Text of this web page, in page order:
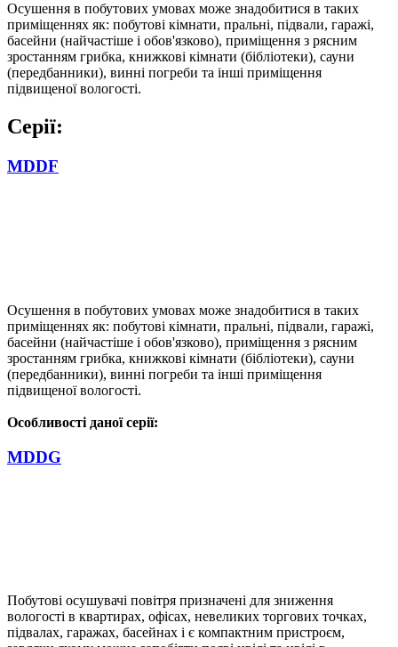
Осушення в побутових умовах може знадобитися в таких
приміщеннях як: побутові кімнати, пральні, підвали, гаражі,
басейни (найчастіше і обов'язково), приміщення з рясним
зростанням грибка, книжкові кімнати (бібліотеки), сауни
(передбанники), винні погреби та інші приміщення
підвищеної вологості.
Серії:
MDDF
Осушення в побутових умовах може знадобитися в таких
приміщеннях як: побутові кімнати, пральні, підвали, гаражі,
басейни (найчастіше і обов'язково), приміщення з рясним
зростанням грибка, книжкові кімнати (бібліотеки), сауни
(передбанники), винні погреби та інші приміщення
підвищеної вологості.
Особливості даної серії:
MDDG
Побутові осушувачі повітря призначені для зниження
вологості в квартирах, офісах, невеликих торгових точках,
підвалах, гаражах, басейнах і є компактним пристроєм,